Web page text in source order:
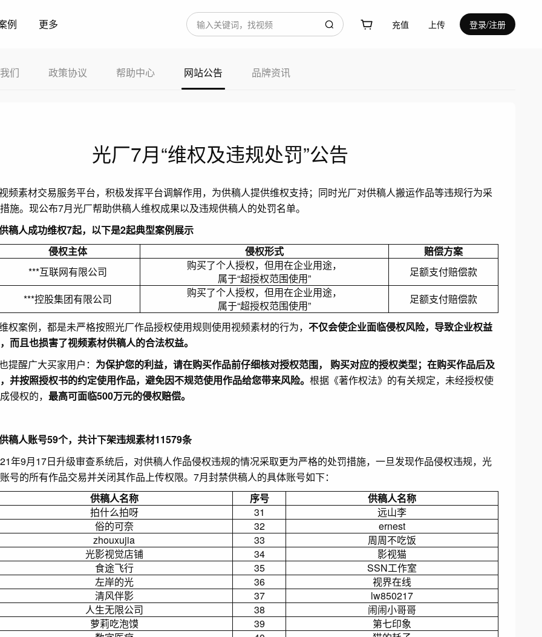
例 更多 充值 上传 登录/注册
们 政策协议 帮助中心 网站公告 品牌资讯
光厂7月“维权及违规处罚”公告
频素材交易服务平台，积极发挥平台调解作用，为供稿人提供维权支持；同时光厂对供稿人搬运作品等违规行为采
施。现公布7月光厂帮助供稿人维权成果以及违规供稿人的处罚名单。
稿人成功维权7起，以下是2起典型案例展示
侵权主体
侵权形式
赔偿方案
***互联网有限公司
购买了个人授权，但用在企业用途，
属于“超授权范围使用”
足额支付赔偿款
***控股集团有限公司
购买了个人授权，但用在企业用途，
属于“超授权范围使用”
足额支付赔偿款
权案例，都是未严格按照光厂作品授权使用规则使用视频素材的行为， 不仅会使企业面临侵权风险，导致企业权益
而且也损害了视频素材供稿人的合法权益。
提醒广大买家用户： 为保护您的利益，请在购买作品前仔细核对授权范围， 购买对应的授权类型；在购买作品后及
并按照授权书的约定使用作品，避免因不规范使用作品给您带来风险。 根据《著作权法》的有关规定，未经授权使
侵权的， 最高可面临500万元的侵权赔偿。
稿人账号59个，共计下架违规素材11579条
年9月17日升级审查系统后，对供稿人作品侵权违规的情况采取更为严格的处罚措施，一旦发现作品侵权违规，光
号的所有作品交易并关闭其作品上传权限。7月封禁供稿人的具体账号如下：
供稿人名称
序号
供稿人名称
拍什么拍呀
31
远山李
俗的可奈
32
ernest
zhouxujia
33
周周不吃饭
光影视觉店铺
34
影视猫
食途飞行
35
SSN工作室
左岸的光
36
视界在线
清风伴影
37
lw850217
人生无限公司
38
闹闹小哥哥
萝莉吃泡馍
39
第七印象